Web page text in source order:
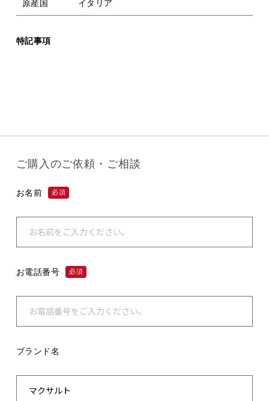
原産国 イタリア
特記事項
ご購入のご依頼・ご相談
お名前 必須
お電話番号 必須
ブランド名